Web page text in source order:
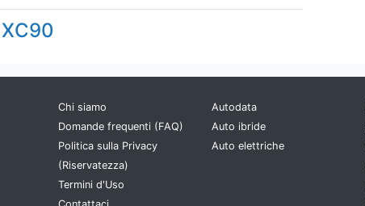
XC90
Chi siamo
Domande frequenti (FAQ)
Politica sulla Privacy
(Riservatezza)
Termini d'Uso
Autodata
Auto ibride
Auto elettriche